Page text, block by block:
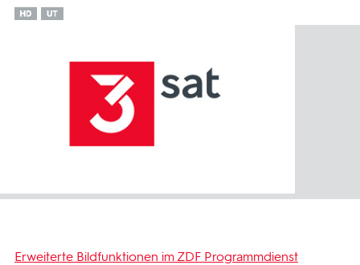
Erweiterte Bildfunktionen im ZDF Programmdienst